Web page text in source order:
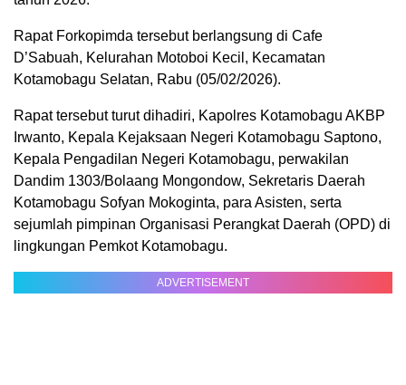
Rapat Forkopimda tersebut berlangsung di Cafe
D’Sabuah, Kelurahan Motoboi Kecil, Kecamatan
Kotamobagu Selatan, Rabu (05/02/2026).
Rapat tersebut turut dihadiri, Kapolres Kotamobagu AKBP
Irwanto, Kepala Kejaksaan Negeri Kotamobagu Saptono,
Kepala Pengadilan Negeri Kotamobagu, perwakilan
Dandim 1303/Bolaang Mongondow, Sekretaris Daerah
Kotamobagu Sofyan Mokoginta, para Asisten, serta
sejumlah pimpinan Organisasi Perangkat Daerah (OPD) di
lingkungan Pemkot Kotamobagu.
ADVERTISEMENT